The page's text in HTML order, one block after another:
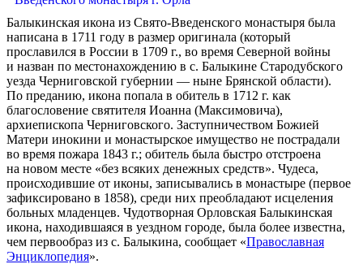
Балыкинская икона из Свято-Введенского монастыря была
написана в 1711 году в размер оригинала (который
прославился в России в 1709 г., во время Северной войны
и назван по местонахождению в с. Балыкине Стародубского
уезда Черниговской губернии — ныне Брянской области).
По преданию, икона попала в обитель в 1712 г. как
благословение святителя Иоанна (Максимовича),
архиепископа Черниговского. Заступничеством Божией
Матери инокини и монастырское имущество не пострадали
во время пожара 1843 г.; обитель была быстро отстроена
на новом месте «без всяких денежных средств». Чудеса,
происходившие от иконы, записывались в монастыре (первое
зафиксировано в 1858), среди них преобладают исцеления
больных младенцев. Чудотворная Орловская Балыкинская
икона, находившаяся в уездном городе, была более известна,
чем первообраз из с. Балыкина, сообщает «Православная
Энциклопедия».